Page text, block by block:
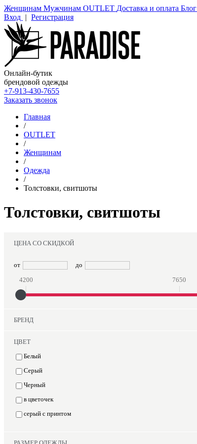
Женщинам Мужчинам OUTLET Доставка и оплата Блог
Вход | Регистрация
Онлайн-бутик
брендовой одежды
+7-913-430-7655
Заказать звонок
Главная
/
OUTLET
/
Женщинам
/
Одежда
/
Толстовки, свитшоты
Толстовки, свитшоты
ЦЕНА СО СКИДКОЙ
от
до
4200
7650
БРЕНД
ЦВЕТ
Белый
Серый
Черный
в цветочек
серый с принтом